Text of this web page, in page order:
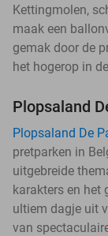
Kettingmolen,
maak een
gemak door de
het hogerop in
Plopsaland
Plopsaland De
pretparken in
uitgebreide
karakters en het
ultiem dagje uit
van